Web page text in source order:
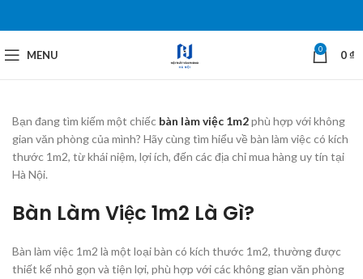
MENU 0 0₫
Bạn đang tìm kiếm một chiếc bàn làm việc 1m2phù hợp với không
gian văn phòng của mình? Hãy cùng tìm hiểu về bàn làm việc có kích
thước 1m2, từ khái niệm, lợi ích, đến các địa chỉ mua hàng uy tín tại
Hà Nội.
Bàn Làm Việc 1m2 Là Gì?
Bàn làm việc 1m2 là một loại bàn có kích thước 1m2, thường được
thiết kế nhỏ gọn và tiện lợi, phù hợp với các không gian văn phòng